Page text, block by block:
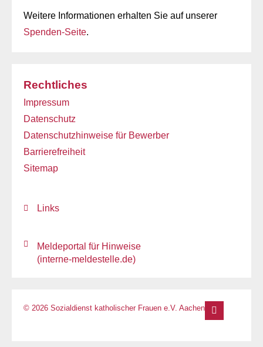
Weitere Informationen erhalten Sie auf unserer
Spenden-Seite.
Rechtliches
Impressum
Datenschutz
Datenschutzhinweise für Bewerber
Barrierefreiheit
Sitemap
Links
Meldeportal für Hinweise
(interne-meldestelle.de)
© 2026 Sozialdienst katholischer Frauen e.V. Aachen